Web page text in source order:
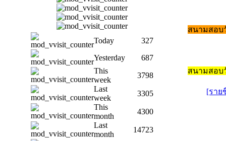
Today
327
Yesterday
687
This
week
3798
Last
week
3305
This
month
4300
Last
month
14723
สนามสอบ
สนามสอบ
[ราย